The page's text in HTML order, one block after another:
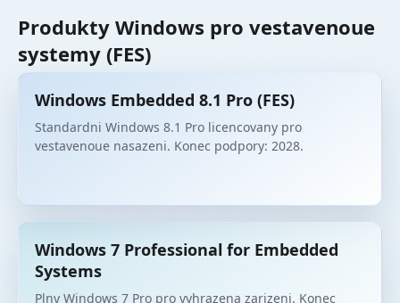
Produkty Windows pro vestavenoue
systemy (FES)
Windows Embedded 8.1 Pro (FES)
Standardni Windows 8.1 Pro licencovany pro
vestavenoue nasazeni. Konec podpory: 2028.
Windows 7 Professional for Embedded
Systems
Plny Windows 7 Pro pro vyhrazena zarizeni. Konec